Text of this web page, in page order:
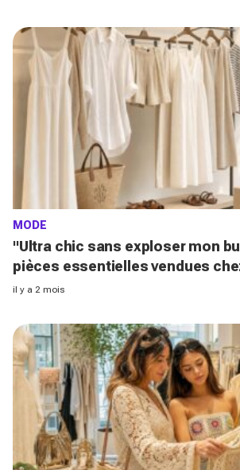
MODE
"Ultra chic sans exploser mon
pièces essentielles vendues
des looks Riviera parfaits
il y a 2 mois